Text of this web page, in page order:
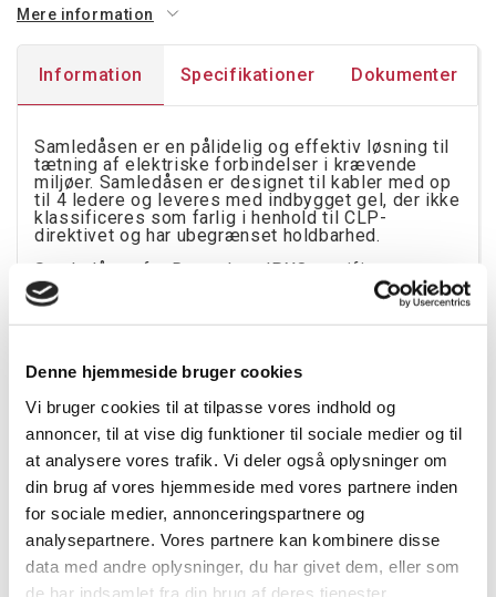
Denne hjemmeside bruger cookies
Vi bruger cookies til at tilpasse vores indhold og
annoncer, til at vise dig funktioner til sociale medier og til
at analysere vores trafik. Vi deler også oplysninger om
din brug af vores hjemmeside med vores partnere inden
for sociale medier, annonceringspartnere og
analysepartnere. Vores partnere kan kombinere disse
data med andre oplysninger, du har givet dem, eller som
de har indsamlet fra din brug af deres tjenester.
Mere information
Information Specifikationer Dokumenter
Samledåsen er en pålidelig og effektiv løsning til
tætning af elektriske forbindelser i krævende
miljøer. Samledåsen er designet til kabler med op
til 4 ledere og leveres med indbygget gel, der ikke
klassificeres som farlig i henhold til CLP-
direktivet og har ubegrænset holdbarhed.
Samledåsen fra Raytech er IPX8-certificeret,
hvilket betyder, at den kan bruges til nedsænkning
i vand eller nedgravning i jorden. Den er UV-
bestandig med halogenfri gel, som gør den
installationstemperatur fra -40°C til +50°C er den
CLIK 1 Fire dåsen kan bruges til følgende
kabler (antal x mm²):
Gennemføring eller lige: 1 x 6-95 mm², 2 x 1,5-
16 mm², 3 x 1,5-10 mm², 4 x 1,5-10 mm² (max.
kabeldiameter Ø 20,5 mm)
1 eller 2 grene: 1 x 1,5-35 mm², 2 x 1,5-6 mm²,